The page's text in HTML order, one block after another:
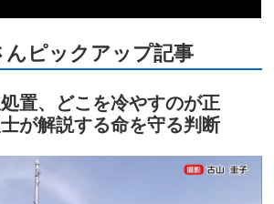
んピックアップ記事
置、どこを冷やすのが正
が解説する命を守る判断